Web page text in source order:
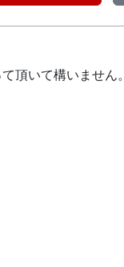
頂いて構いません